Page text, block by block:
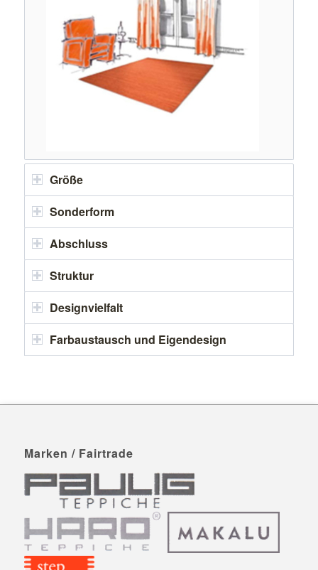
Größe
Sonderform
Abschluss
Struktur
Designvielfalt
Farbaustausch und Eigendesign
Marken / Fairtrade